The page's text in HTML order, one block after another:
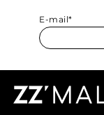
E-mail*